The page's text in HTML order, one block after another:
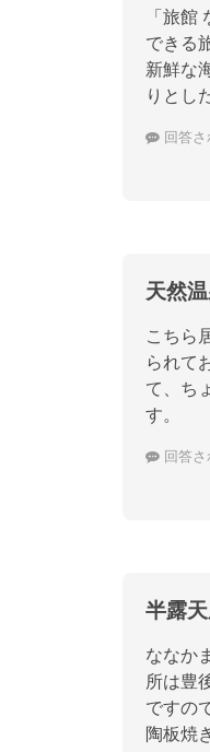
「旅
できる
新鮮な
りとし
回答さ
天然
こちら
られて
て、ち
す。
回答さ
半露
ななか
所は豊
ですの
陶板焼